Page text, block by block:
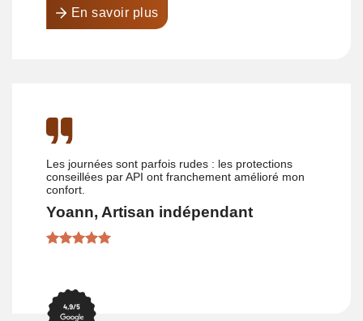
En savoir plus
Les journées sont parfois rudes : les protections
conseillées par API ont franchement amélioré mon
confort.
Yoann, Artisan indépendant